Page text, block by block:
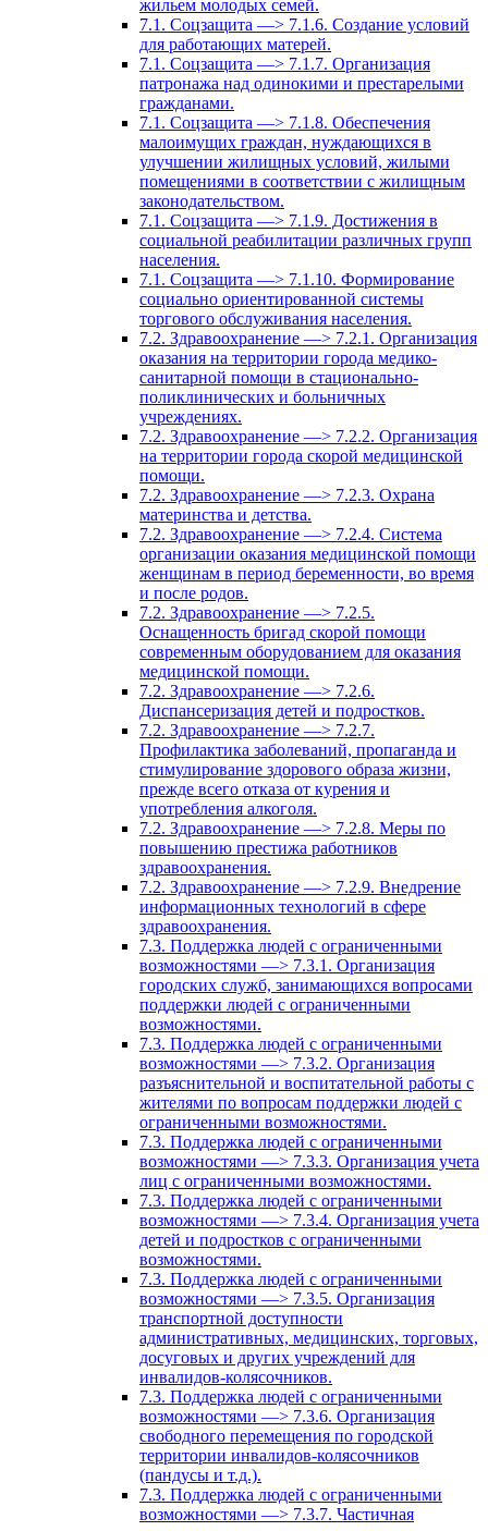
жильем молодых семей.
7.1. Соцзащита —> 7.1.6. Создание условий
для работающих матерей.
7.1. Соцзащита —> 7.1.7. Организация
патронажа над одинокими и престарелыми
гражданами.
7.1. Соцзащита —> 7.1.8. Обеспечения
малоимущих граждан, нуждающихся в
улучшении жилищных условий, жилыми
помещениями в соответствии с жилищным
законодательством.
7.1. Соцзащита —> 7.1.9. Достижения в
социальной реабилитации различных групп
населения.
7.1. Соцзащита —> 7.1.10. Формирование
социально ориентированной системы
торгового обслуживания населения.
7.2. Здравоохранение —> 7.2.1. Организация
оказания на территории города медико-
санитарной помощи в стационально-
поликлинических и больничных
учреждениях.
7.2. Здравоохранение —> 7.2.2. Организация
на территории города скорой медицинской
помощи.
7.2. Здравоохранение —> 7.2.3. Охрана
материнства и детства.
7.2. Здравоохранение —> 7.2.4. Система
организации оказания медицинской помощи
женщинам в период беременности, во время
и после родов.
7.2. Здравоохранение —> 7.2.5.
Оснащенность бригад скорой помощи
современным оборудованием для оказания
медицинской помощи.
7.2. Здравоохранение —> 7.2.6.
Диспансеризация детей и подростков.
7.2. Здравоохранение —> 7.2.7.
Профилактика заболеваний, пропаганда и
стимулирование здорового образа жизни,
прежде всего отказа от курения и
употребления алкоголя.
7.2. Здравоохранение —> 7.2.8. Меры по
повышению престижа работников
здравоохранения.
7.2. Здравоохранение —> 7.2.9. Внедрение
информационных технологий в сфере
здравоохранения.
7.3. Поддержка людей с ограниченными
возможностями —> 7.3.1. Организация
городских служб, занимающихся вопросами
поддержки людей с ограниченными
возможностями.
7.3. Поддержка людей с ограниченными
возможностями —> 7.3.2. Организация
разъяснительной и воспитательной работы с
жителями по вопросам поддержки людей с
ограниченными возможностями.
7.3. Поддержка людей с ограниченными
возможностями —> 7.3.3. Организация учета
лиц с ограниченными возможностями.
7.3. Поддержка людей с ограниченными
возможностями —> 7.3.4. Организация учета
детей и подростков с ограниченными
возможностями.
7.3. Поддержка людей с ограниченными
возможностями —> 7.3.5. Организация
транспортной доступности
административных, медицинских, торговых,
досуговых и других учреждений для
инвалидов-колясочников.
7.3. Поддержка людей с ограниченными
возможностями —> 7.3.6. Организация
свободного перемещения по городской
территории инвалидов-колясочников
(пандусы и т.д.).
7.3. Поддержка людей с ограниченными
возможностями —> 7.3.7. Частичная